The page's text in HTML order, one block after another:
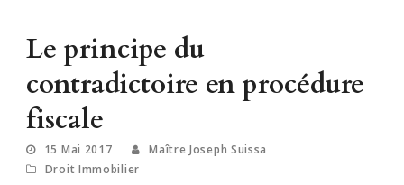
Le principe du
contradictoire en procédure
fiscale
15 Mai 2017
Maître Joseph Suissa
Droit Immobilier